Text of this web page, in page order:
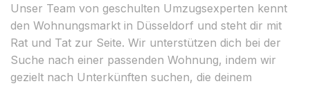
Unser Team von geschulten Umzugsexperten kennt
den Wohnungsmarkt in Düsseldorf und steht dir mit
Rat und Tat zur Seite. Wir unterstützen dich bei der
Suche nach einer passenden Wohnung, indem wir
gezielt nach Unterkünften suchen, die deinem